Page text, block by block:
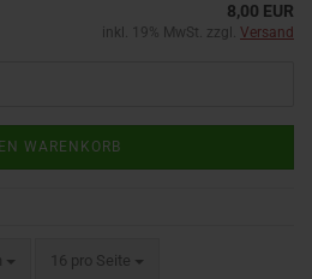
8,00 EUR
inkl. 19% MwSt. zzgl. Versand
WARENKORB
16 pro Seite
pro Seite